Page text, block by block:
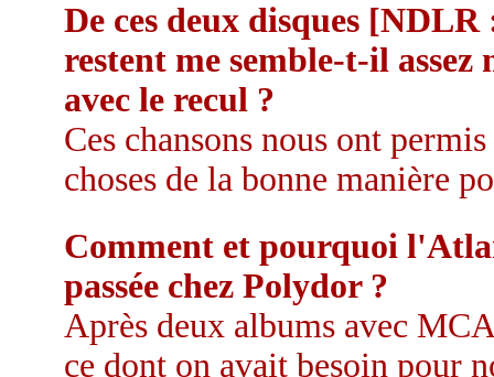
De ces deux disques
restent me semble-t-il assez
avec le recul ?
Ces chansons nous ont
choses de la bonne manière
Comment et pourquoi
passée chez Polydor ?
Après deux albums avec
ce dont on avait besoin pour